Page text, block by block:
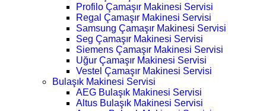
Profilo Çamaşır Makinesi Servisi
Regal Çamaşır Makinesi Servisi
Samsung Çamaşır Makinesi Servisi
Seg Çamaşır Makinesi Servisi
Siemens Çamaşır Makinesi Servisi
Uğur Çamaşır Makinesi Servisi
Vestel Çamaşır Makinesi Servisi
Bulaşık Makinesi Servisi
AEG Bulaşık Makinesi Servisi
Altus Bulaşık Makinesi Servisi